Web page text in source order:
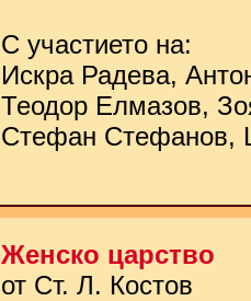
С участието на:
Искра Радева,
Теодор Елмазов,
Стефан Стефанов,
Женско царство
от Ст. Л. Костов